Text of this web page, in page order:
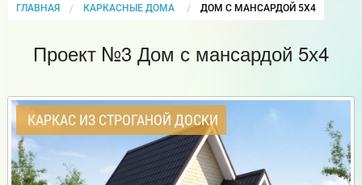
ГЛАВНАЯ КАРКАСНЫЕ ДОМА CURRENT:
ДОМ С МАНСАРДОЙ 5Х4
Проект №3 Дом с мансардой 5х4
КАРКАС ИЗ СТРОГАНОЙ ДОСКИ